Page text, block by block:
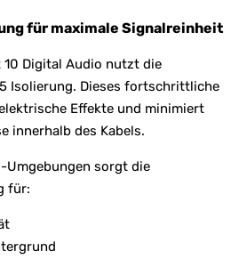
für maximale Signalreinheit
Digital Audio nutzt die
Isolierung. Dieses fortschrittliche
Effekte und minimiert
innerhalb des Kabels.
Umgebungen sorgt die
für: